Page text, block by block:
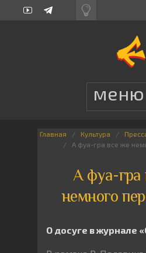
Главная Культура
А фуа-гра все же
А фуа-гра
немного
О досуге в журнале